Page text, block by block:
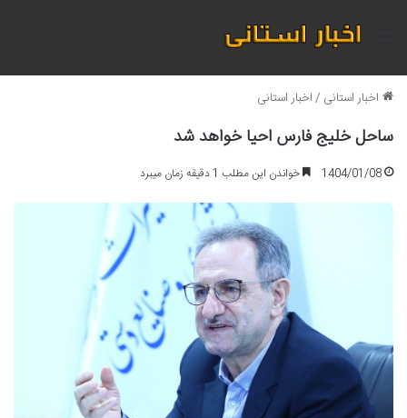
منو
اخبار استانی /اخبار استانی
ساحل خلیج فارس احیا خواهد شد
1404/01/08 خواندن این مطلب 1 دقیقه زمان میبرد